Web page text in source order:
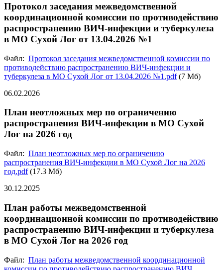
Протокол заседания межведомственной
координационной комиссии по противодействию
распространению ВИЧ-инфекции и туберкулеза
в МО Сухой Лог от 13.04.2026 №1
Файл: Протокол заседания межведомственной комиссии по
противодействию распространению ВИЧ-инфекции и
туберкулеза в МО Сухой Лог от 13.04.2026 №1.pdf(7 Мб)
06.02.2026
План неотложных мер по ограничению
распространения ВИЧ-инфекции в МО Сухой
Лог на 2026 год
Файл: План неотложных мер по ограничению
распространения ВИЧ-инфекции в МО Сухой Лог на 2026
год.pdf(17.3 Мб)
30.12.2025
План работы межведомственной
координационной комиссии по противодействию
распространению ВИЧ-инфекции и туберкулеза
в МО Сухой Лог на 2026 год
Файл: План работы межведомственной координационной